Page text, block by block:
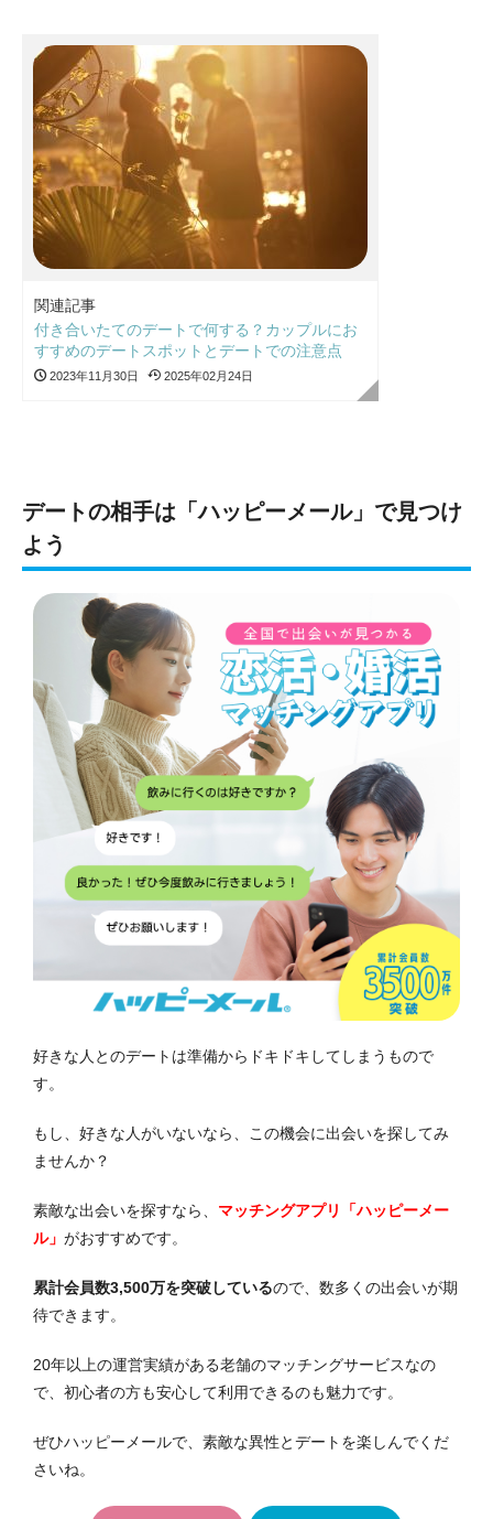
関連記事
付き合いたてのデートで何する？カップルにお
すすめのデートスポットとデートでの注意点
2023年11月30日 2025年02月24日
デートの相手は「ハッピーメール」で見つけ
よう
好きな人とのデートは準備からドキドキしてしまうもので
す。
もし、好きな人がいないなら、この機会に出会いを探してみ
ませんか？
素敵な出会いを探すなら、 マッチングアプリ「ハッピーメー
ル」 がおすすめです。
累計会員数3,500万を突破しているので、数多くの出会いが期
待できます。
20年以上の運営実績がある老舗のマッチングサービスなの
で、初心者の方も安心して利用できるのも魅力です。
ぜひハッピーメールで、素敵な異性とデートを楽しんでくだ
さいね。